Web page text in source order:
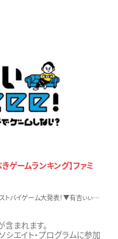
ームランキング】ファミ
▼ゲームを知り尽くすファミ通編集部が選ぶマストバイゲーム大発表！▼有吉ぃぃファミリー再現トモコレで大はしゃぎ▼有吉大興奮の注目作＆今後発売の超衝撃作とは！？
含まれます。
エイト・プログラムに参加